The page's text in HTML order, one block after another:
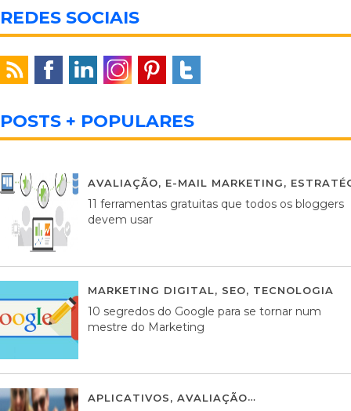
REDES SOCIAIS
POSTS + POPULARES
AVALIAÇÃO, E-MAIL MARKETING,
11 ferramentas gratuitas que todos os bloggers
devem usar
MARKETING DIGITAL, SEO, TECNOLOGIA
10 segredos do Google para se tornar num
mestre do Marketing
APLICATIVOS, AVALIAÇÃO